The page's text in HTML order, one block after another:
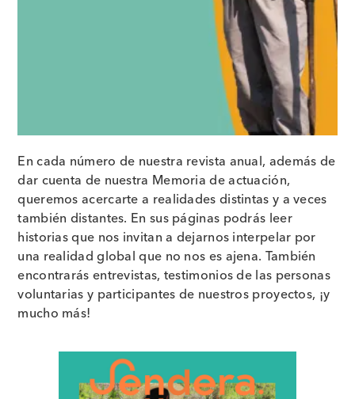
En cada número de nuestra revista anual, además de
dar cuenta de nuestra Memoria de actuación,
queremos acercarte a realidades distintas y a veces
también distantes. En sus páginas podrás leer
historias que nos invitan a dejarnos interpelar por
una realidad global que no nos es ajena. También
encontrarás entrevistas, testimonios de las personas
voluntarias y participantes de nuestros proyectos, ¡y
mucho más!